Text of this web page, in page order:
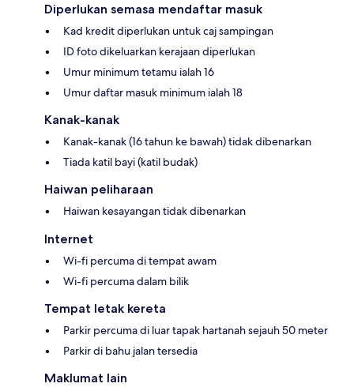
Diperlukan semasa mendaftar masuk
Kad kredit diperlukan untuk caj sampingan
ID foto dikeluarkan kerajaan diperlukan
Umur minimum tetamu ialah 16
Umur daftar masuk minimum ialah 18
Kanak-kanak
Kanak-kanak (16 tahun ke bawah) tidak dibenarkan
Tiada katil bayi (katil budak)
Haiwan peliharaan
Haiwan kesayangan tidak dibenarkan
Internet
Wi-fi percuma di tempat awam
Wi-fi percuma dalam bilik
Tempat letak kereta
Parkir percuma di luar tapak hartanah sejauh 50 meter
Parkir di bahu jalan tersedia
Maklumat lain